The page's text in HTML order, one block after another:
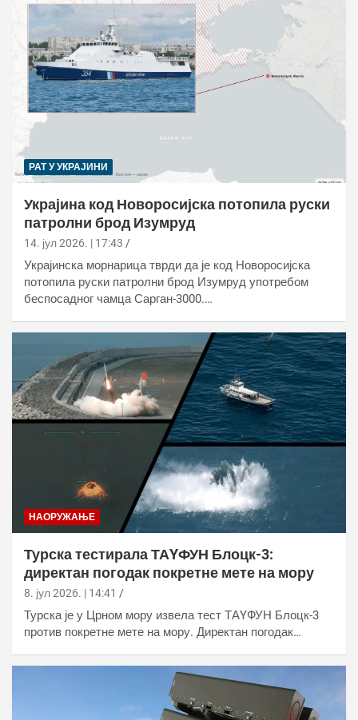
РАТ У УКРАЈИНИ
Украјина код Новоросијска потопила руски
патролни брод Изумруд
14. јул 2026. | 17:43
Украјинска морнарица тврди да је код Новоросијска
потопила руски патролни брод Изумруд употребом
беспосадног чамца Сарган-3000.…
НАОРУЖАЊЕ
Турска тестирала ТАYФУН Блоцк-3:
директан погодак покретне мете на мору
8. јул 2026. | 14:41
Турска је у Црном мору извела тест ТАYФУН Блоцк-3
против покретне мете на мору. Директан погодак…